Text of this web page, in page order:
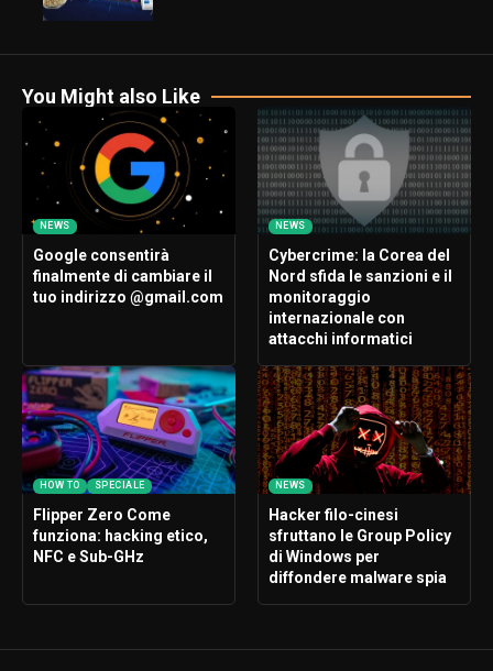
You Might also Like
NEWS
Google consentirà
finalmente di cambiare il
tuo indirizzo @gmail.com
NEWS
Cybercrime: la Corea del
Nord sfida le sanzioni e il
monitoraggio
internazionale con
attacchi informatici
HOW TO SPECIALE
Flipper Zero Come
funziona: hacking etico,
NFC e Sub-GHz
NEWS
Hacker filo-cinesi
sfruttano le Group Policy
di Windows per
diffondere malware spia